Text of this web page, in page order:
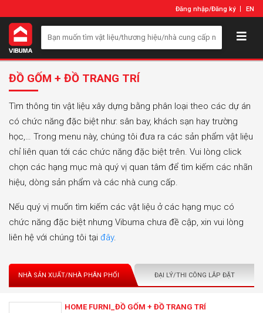
Đăng nhập/Đăng ký EN
ĐỒ GỐM + ĐỒ TRANG TRÍ
Tìm thông tin vật liệu xây dựng bằng phân loại theo các dự án
có chức năng đặc biệt như: sân bay, khách sạn hay trường
học,… Trong menu này, chúng tôi đưa ra các sản phẩm vật liệu
chỉ liên quan tới các chức năng đặc biệt trên. Vui lòng click
chọn các hạng mục mà quý vị quan tâm để tìm kiếm các nhãn
hiệu, dòng sản phẩm và các nhà cung cấp.
Nếu quý vị muốn tìm kiếm các vật liệu ở các hạng mục có
chức năng đặc biệt nhưng Vibuma chưa đề cập, xin vui lòng
liên hệ với chúng tôi tại đây.
NHÀ SẢN XUẤT/NHÀ PHÂN PHỐI ĐẠI LÝ/THI CÔNG LẮP ĐẶT
HOME FURNI_ĐỒ GỐM + ĐỒ TRANG TRÍ